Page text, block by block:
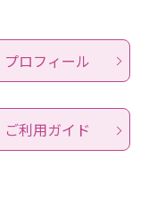
プロフィール
ご利用ガイド